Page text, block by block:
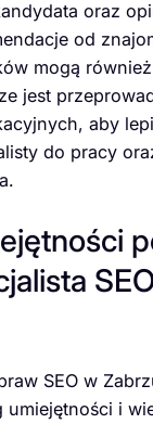
oraz
od
mogą
jest
aby
do pracy
SEO w
umiejętności i